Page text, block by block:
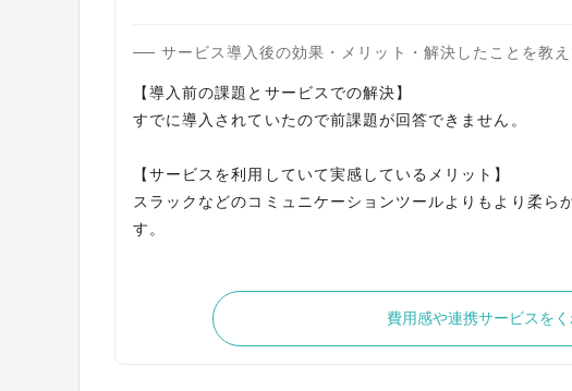
サービス導入後の効果・メリット・解決したことを教
【導入前の課題とサービスでの解決】
すでに導入されていたので前課題が回答できません。
【サービスを利用していて実感しているメリット】
スラックなどのコミュニケーションツールよりもより柔ら
す。
費用感や連携サービスを